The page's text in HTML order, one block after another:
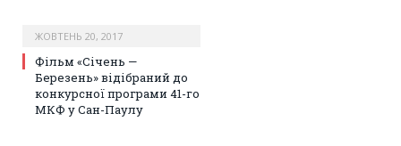
ЖОВТЕНЬ 20, 2017
Фільм «Січень —
Березень» відібраний до
конкурсної програми 41-го
МКФ у Сан-Паулу